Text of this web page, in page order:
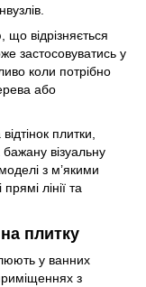
відрізняється
застосовуватись у
коли потрібно
або
плитки,
візуальну
з м’якими
лінії та
плитку
у ванних
з